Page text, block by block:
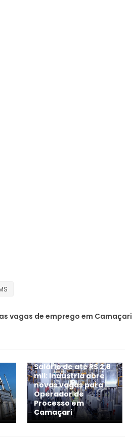
vagas de emprego em Camaçari
Salário de até R$ 2,8
mil: Indústria abre
novas vagas para
Operador de
Processo em
Camaçari